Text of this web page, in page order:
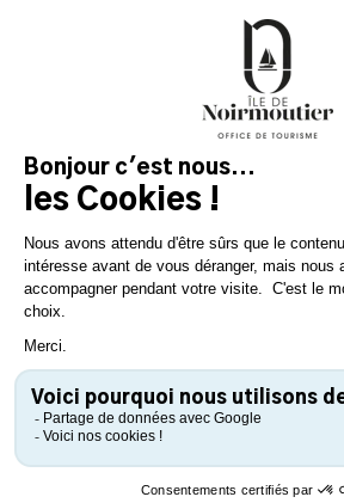
Inspirez-vous et
préparez votre séjour
sur l'île de Noirmoutier !
TÉLÉCHARGEZ
TÉLÉCHARGEZ